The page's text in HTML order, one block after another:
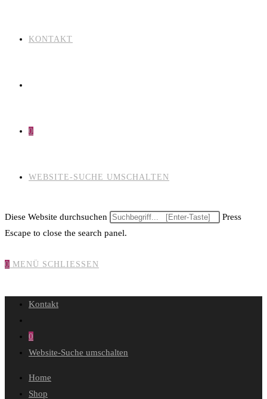
KONTAKT
0
WEBSITE-SUCHE UMSCHALTEN
Diese Website durchsuchen
Press
Escape to close the search panel.
0 MENÜ SCHLIESSEN
Kontakt
0
Website-Suche umschalten
Home
Shop